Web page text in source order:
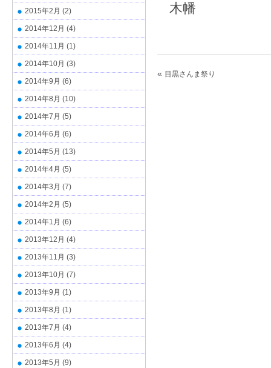
木幡
« 目黒さんま祭り
2015年2月 (2)
2014年12月 (4)
2014年11月 (1)
2014年10月 (3)
2014年9月 (6)
2014年8月 (10)
2014年7月 (5)
2014年6月 (6)
2014年5月 (13)
2014年4月 (5)
2014年3月 (7)
2014年2月 (5)
2014年1月 (6)
2013年12月 (4)
2013年11月 (3)
2013年10月 (7)
2013年9月 (1)
2013年8月 (1)
2013年7月 (4)
2013年6月 (4)
2013年5月 (9)